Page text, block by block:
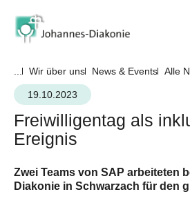
... Wir über uns News & Events Alle
19.10.2023
Freiwilligentag als
Ereignis
Zwei Teams von SAP arbeiteten
Diakonie in Schwarzach für den